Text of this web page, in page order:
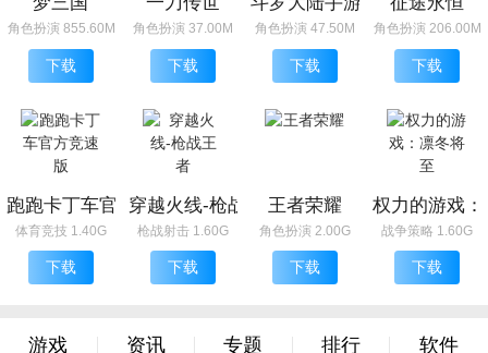
角色扮演 855.60M
下载
角色扮演 37.00M
下载
角色扮演 47.50M
下载
角色扮演 206.00M
下载
跑跑卡丁车官方竞速版
体育竞技 1.40G
下载
穿越火线-枪战王者
枪战射击 1.60G
下载
王者荣耀
角色扮演 2.00G
下载
权力的游戏
战争策略 1.60G
下载
游戏 资讯 专题 排行 软件